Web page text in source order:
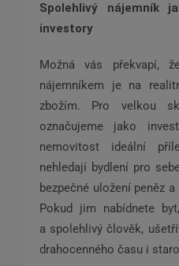
Spolehlivý nájemník
investory
Možná vás překvapí,
nájemníkem je na
zbožím. Pro velkou
označujeme jako
nemovitost ideální
nehledají bydlení pro
bezpečné uložení peněz
Pokud jim nabídnete
a spolehlivý člověk,
drahocenného času i